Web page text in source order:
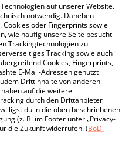
auf unserer Website.
notwendig. Daneben
oder Fingerprints sowie
wie häufig unsere Seite besucht
Trackingtechnologien zu
Tracking sowie auch
Cookies, Fingerprints,
E-Mail-Adressen genutzt
Drittinhalte von anderen
auf die weitere
durch den Drittanbieter
du in die oben beschriebenen
(z. B. im Footer unter „Privacy-
die Zukunft widerrufen. (BoD-